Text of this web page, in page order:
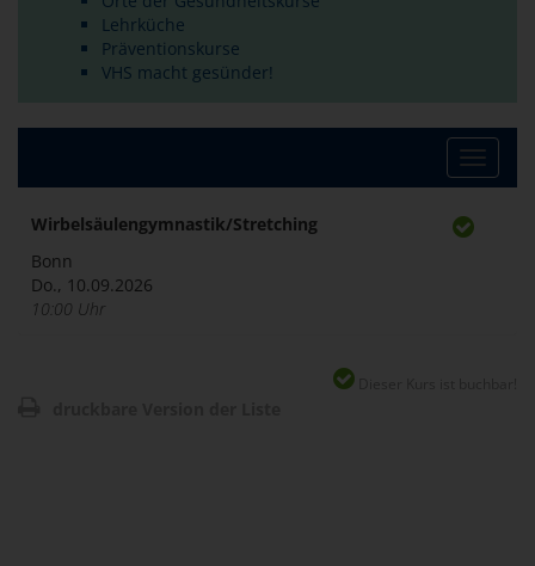
Lehrküche
Präventionskurse
VHS macht gesünder!
Toggle
Wirbelsäulengymnastik/Stretching
Bonn
Do., 10.09.2026
10:00 Uhr